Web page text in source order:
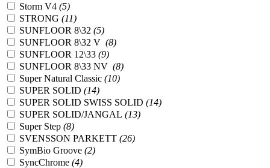
Storm V4 (5)
STRONG (11)
SUNFLOOR 8\32 (5)
SUNFLOOR 8\32 V (8)
SUNFLOOR 12\33 (9)
SUNFLOOR 8\33 NV (8)
Super Natural Classic (10)
SUPER SOLID (14)
SUPER SOLID SWISS SOLID (14)
SUPER SOLID/JANGAL (13)
Super Step (8)
SVENSSON PARKETT (26)
SymBio Groove (2)
SyncChrome (4)